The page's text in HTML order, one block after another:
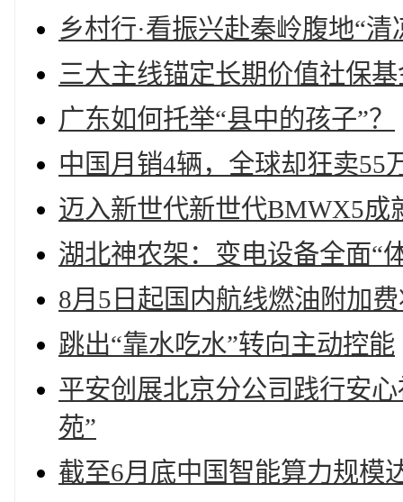
乡村行·看振兴赴秦岭腹地“
三大主线锚定长期价值社保
广东如何托举“县中的孩子”？
中国月销4辆，全球却狂卖55
迈入新世代新世代BMWX5成
湖北神农架：变电设备全面“
8月5日起国内航线燃油附加
跳出“靠水吃水”转向主动控能
平安创展北京分公司践行安
苑”
截至6月底中国智能算力规模